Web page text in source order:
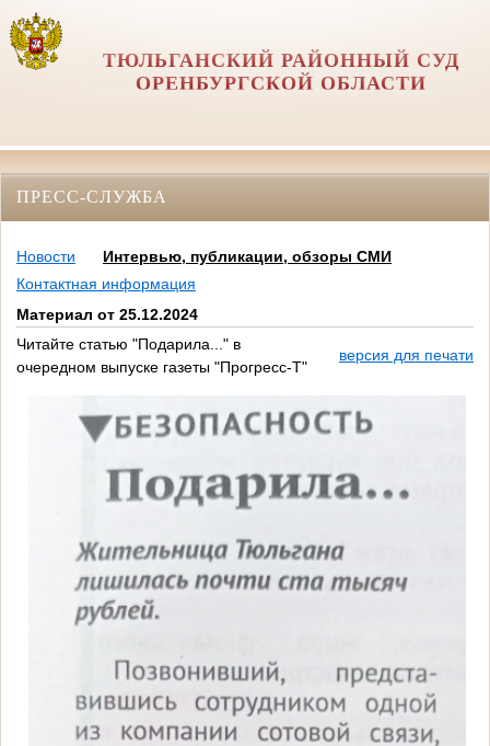
ТЮЛЬГАНСКИЙ РАЙОННЫЙ СУД
ОРЕНБУРГСКОЙ ОБЛАСТИ
ПРЕСС-СЛУЖБА
Новости
Интервью, публикации, обзоры СМИ
Контактная информация
Материал от 25.12.2024
Читайте статью "Подарила..." в
очередном выпуске газеты "Прогресс-Т"
версия для печати